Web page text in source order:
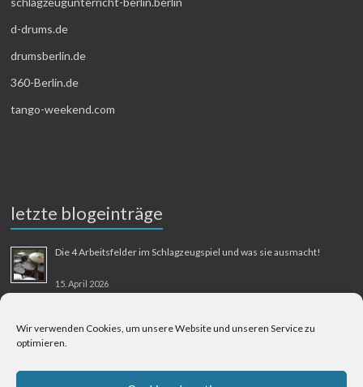
Wir verwenden Cookies, um unsere Website und unseren Service zu
optimieren.
d-drums.de
drumsberlin.de
360-Berlin.de
tango-weekend.com
letzte blogeinträge
Die 4 Arbeitsfelder im Schlagzeugspiel und was sie ausmacht!
15. April 2026
31. August 2025
Berliner Flughafen Tegel – Berlin-Bangkok